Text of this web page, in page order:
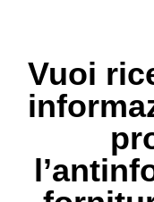
Vuoi